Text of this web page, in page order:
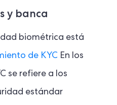
y banca
biométrica está
de KYC En los
se refiere a los
estándar